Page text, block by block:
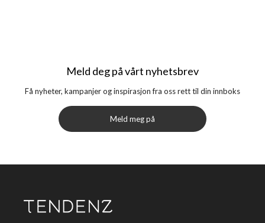
Meld deg på vårt nyhetsbrev
Få nyheter, kampanjer og inspirasjon fra oss rett til din innboks
Meld meg på